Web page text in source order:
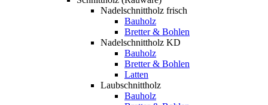
Nadelschnittholz frisch
Bauholz
Bretter & Bohlen
Nadelschnittholz KD
Bauholz
Bretter & Bohlen
Latten
Laubschnittholz
Bauholz